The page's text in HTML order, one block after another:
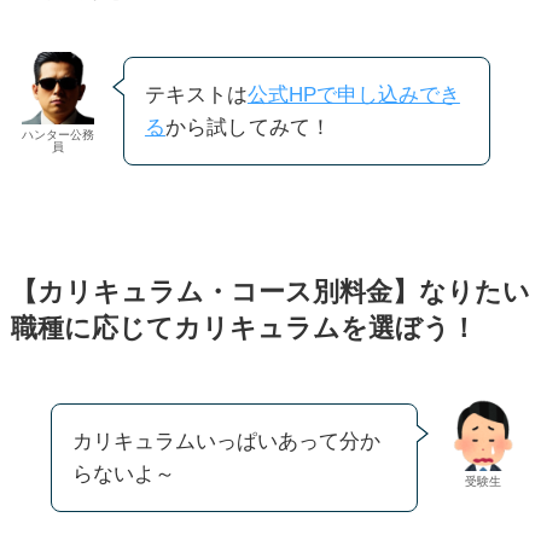
ハンター公務
員
テキストは公式HPで申し込みでき
るから試し てみて！
【カリキュラム・コース別料金】なりたい
職種に応じてカリキュラムを選ぼう！
受験生
カリキュラムいっぱいあって分か
らないよ～